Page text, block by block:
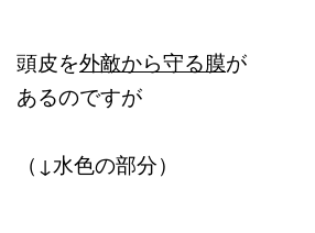
頭皮を外敵から守る膜が
あるのですが
（↓水色の部分）